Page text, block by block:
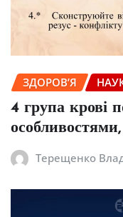
ЗДОРОВ’Я
4 група крові
Терещенко